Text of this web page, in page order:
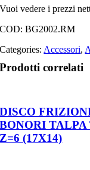
Vuoi vedere i prezzi
COD:BG2002.RM
Categories: Accessori,
Prodotti correlati
DISCO
BONORI TALPA
Z=6 (17X14)